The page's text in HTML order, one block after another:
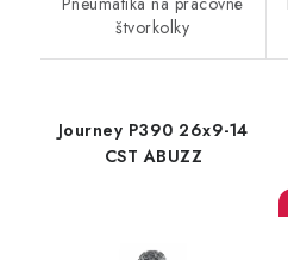
štvorkolky
Journey P390 26x9-14
CST ABUZZ